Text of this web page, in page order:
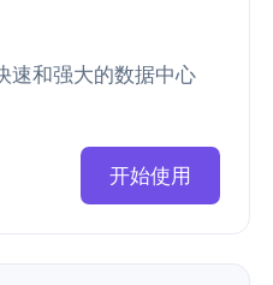
速和强大的数据中心
开始使用